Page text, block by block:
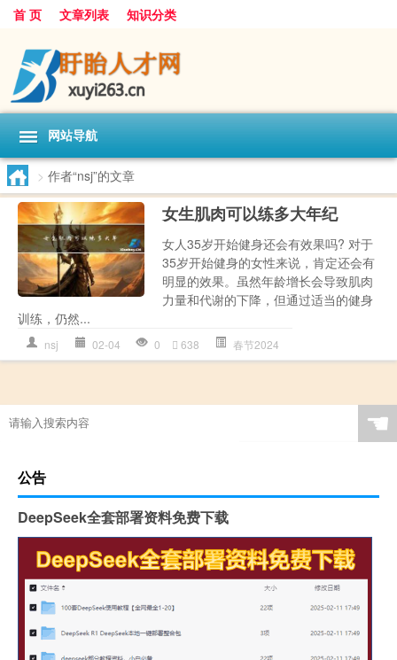
首 页 文章列表 知识分类
网站导航
> 作者“nsj”的文章
女生肌肉可以练多大年纪
女人35岁开始健身还会有效果吗? 对于
35岁开始健身的女性来说，肯定还会有
明显的效果。虽然年龄增长会导致肌肉
力量和代谢的下降，但通过适当的健身
训练，仍然...
nsj 02-04 0 638 春节2024
☚
公告
DeepSeek全套部署资料免费下载